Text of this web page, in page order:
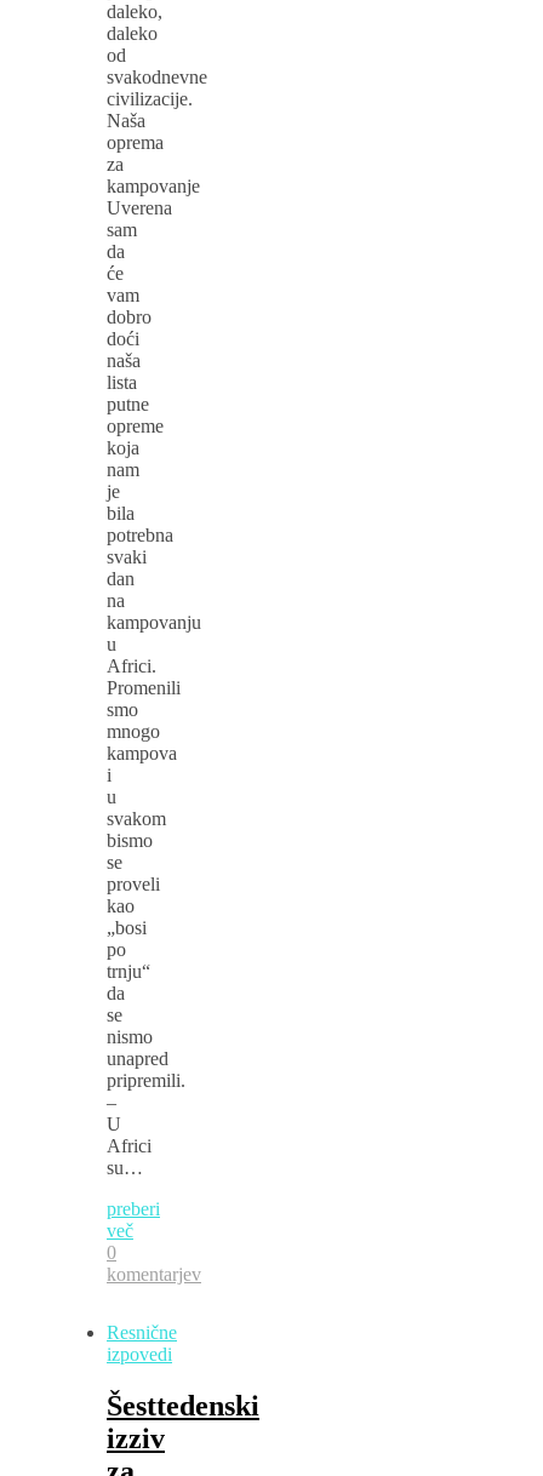
daleko,
daleko
od
svakodnevne
civilizacije.
Naša
oprema
za
kampovanje
Uverena
sam
da
će
vam
dobro
doći
naša
lista
putne
opreme
koja
nam
je
bila
potrebna
svaki
dan
na
kampovanju
u
Africi.
Promenili
smo
mnogo
kampova
i
u
svakom
bismo
se
proveli
kao
„bosi
po
trnju“
da
se
nismo
unapred
pripremili.
–
U
Africi
su…
preberi
več
0
komentarjev
Resnične
izpovedi
Šesttedenski
izziv